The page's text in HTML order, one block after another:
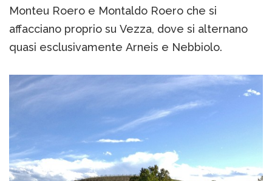
Monteu Roero e Montaldo Roero che si
affacciano proprio su Vezza, dove si alternano
quasi esclusivamente Arneis e Nebbiolo.